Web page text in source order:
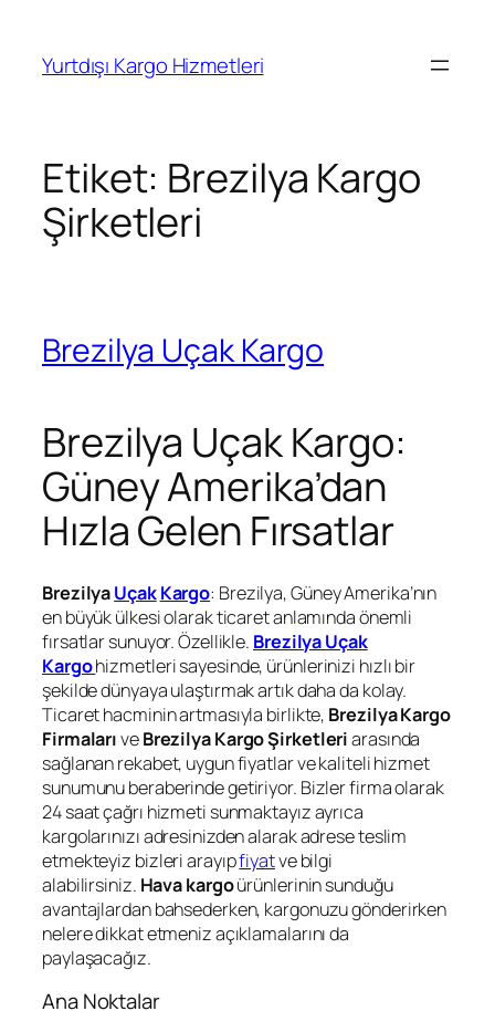
Yurtdışı Kargo Hizmetleri
Etiket: Brezilya Kargo
Şirketleri
Brezilya Uçak Kargo
Brezilya Uçak Kargo:
Güney Amerika’dan
Hızla Gelen Fırsatlar
BrezilyaUçakKargo: Brezilya, Güney Amerika’nın
en büyük ülkesi olarak ticaret anlamında önemli
fırsatlar sunuyor. Özellikle. Brezilya Uçak
Kargohizmetleri sayesinde, ürünlerinizi hızlı bir
şekilde dünyaya ulaştırmak artık daha da kolay.
Ticaret hacminin artmasıyla birlikte, Brezilya Kargo
FirmalarıveBrezilya Kargo Şirketleriarasında
sağlanan rekabet, uygun fiyatlar ve kaliteli hizmet
sunumunu beraberinde getiriyor. Bizler firma olarak
24 saat çağrı hizmeti sunmaktayız ayrıca
kargolarınızı adresinizden alarak adrese teslim
etmekteyiz bizleri arayıpfiyatve bilgi
alabilirsiniz. Hava kargoürünlerinin sunduğu
avantajlardan bahsederken, kargonuzu gönderirken
nelere dikkat etmeniz açıklamalarını da
paylaşacağız.
Ana Noktalar